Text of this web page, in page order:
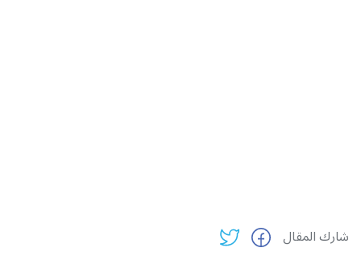
شارك المقال